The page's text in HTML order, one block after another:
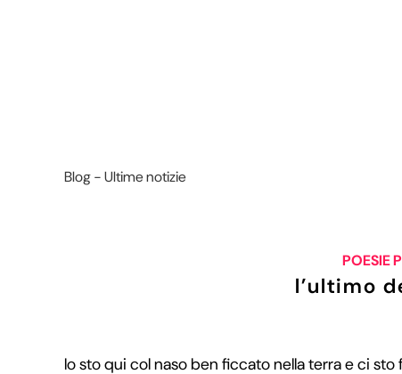
Blog - Ultime notizie
POESIE
l’ultimo
Io sto qui col naso ben ficcato nella terra e ci